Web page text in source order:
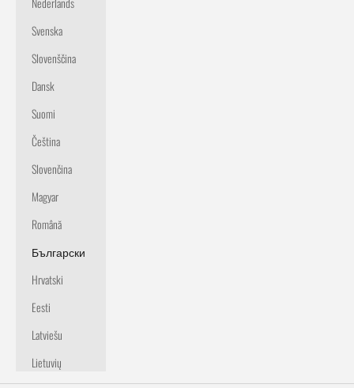
Svenska
Slovenščina
Dansk
Suomi
Čeština
Slovenčina
Magyar
Română
Български
Hrvatski
Eesti
Latviešu
Lietuvių